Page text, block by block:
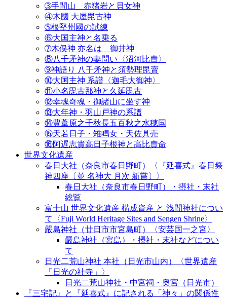
➂手間山 赤猪岩と貝女神
④木國 大屋毘古神
➄根堅州國の試練
⑥大国主神と名乗る
➆木俣神 亦名は 御井神
⑧八千矛神の妻問い〈沼河比賣〉
➈神語り 八千矛神と須勢理毘賣
⑩大国主神 系譜〈迦毛大御神〉
⑪小名毘古那神と久延毘古
⑫幸魂奇魂・御諸山に坐す神
⑬大年神・羽山戸神の系譜
⑭豊葦原之千秋長五百秋之水穂国
⑮天若日子・雉鳴女・天佐具売
⑯阿遅志貴高日子根神と高比賣命
世界文化遺産
春日大社（奈良市春日野町）〈『延喜式』春日祭
神四座〔並 名神大 月次 新嘗〕〉
春日大社（奈良市春日野町）・摂社・末社
総覧
富士山 世界文化遺産 構成資産 と 浅間神社につい
て〈Fuji World Heritage Sites and Sengen Shrine〉
嚴島神社（廿日市市宮島町）〈安芸国一之宮〉
嚴島神社（宮島）・摂社・末社などについ
て
日光二荒山神社 本社（日光市山内）〈世界遺産
「日光の社寺」〉
日光二荒山神社・中宮祠・奥宮（日光市）
『三宅記』と『延喜式』に記される「神々」の関係性